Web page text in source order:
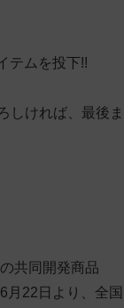
テムを投下!!
しければ、最後ま
共同開発商品
月22日より、全国